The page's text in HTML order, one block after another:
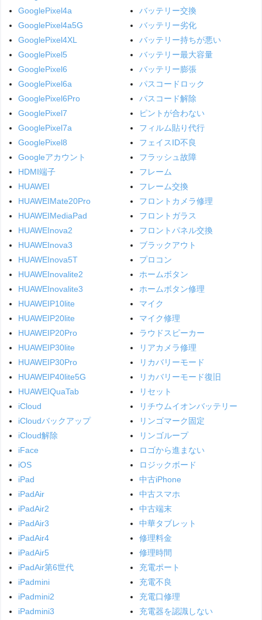
GooglePixel4a
GooglePixel4a5G
GooglePixel4XL
GooglePixel5
GooglePixel6
GooglePixel6a
GooglePixel6Pro
GooglePixel7
GooglePixel7a
GooglePixel8
Googleアカウント
HDMI端子
HUAWEI
HUAWEIMate20Pro
HUAWEIMediaPad
HUAWEInova2
HUAWEInova3
HUAWEInova5T
HUAWEInovalite2
HUAWEInovalite3
HUAWEIP10lite
HUAWEIP20lite
HUAWEIP20Pro
HUAWEIP30lite
HUAWEIP30Pro
HUAWEIP40lite5G
HUAWEIQuaTab
iCloud
iCloudバックアップ
iCloud解除
iFace
iOS
iPad
iPadAir
iPadAir2
iPadAir3
iPadAir4
iPadAir5
iPadAir第6世代
iPadmini
iPadmini2
iPadmini3
バッテリー交換
バッテリー劣化
バッテリー持ちが悪い
バッテリー最大容量
バッテリー膨張
パスコードロック
パスコード解除
ピントが合わない
フィルム貼り代行
フェイスID不良
フラッシュ故障
フレーム
フレーム交換
フロントカメラ修理
フロントガラス
フロントパネル交換
ブラックアウト
プロコン
ホームボタン
ホームボタン修理
マイク
マイク修理
ラウドスピーカー
リアカメラ修理
リカバリーモード
リカバリーモード復旧
リセット
リチウムイオンバッテリー
リンゴマーク固定
リンゴループ
ロゴから進まない
ロジックボード
中古iPhone
中古スマホ
中古端末
中華タブレット
修理料金
修理時間
充電ポート
充電不良
充電口修理
充電器を認識しない